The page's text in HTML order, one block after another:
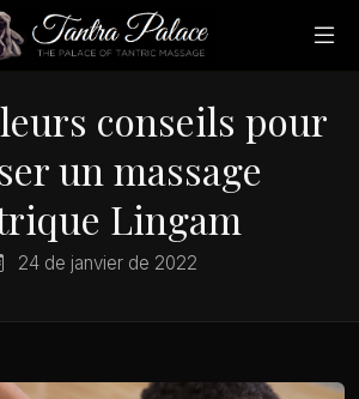
conseils pour
un massage
Lingam
24 de janvier de 2022